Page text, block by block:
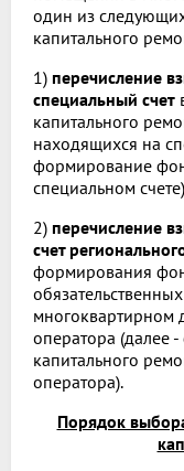
один из
капитального
1) перечисление
специальный счет
капитального
находящихся на
формирование
специальном
2) перечисление
счет
формирования
многоквартирном
оператора (далее
капитального
оператора).
Порядок